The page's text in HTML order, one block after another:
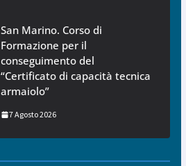
San Marino. Corso di
Formazione per il
conseguimento del
“Certificato di capacità tecnica
armaiolo”
7 Agosto 2026